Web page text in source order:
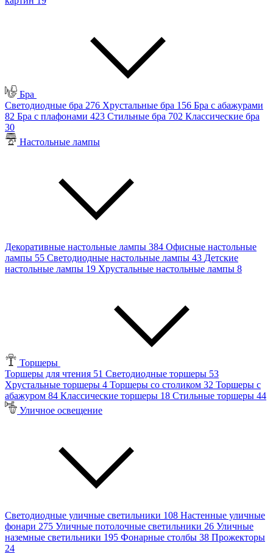
Бра
Светодиодные бра 276 Хрустальные бра 156 Бра с абажурами
82 Бра с плафонами 423 Стильные бра 702 Классические бра
30
Настольные лампы
Декоративные настольные лампы 384 Офисные настольные
лампы 55 Светодиодные настольные лампы 43 Детские
настольные лампы 19 Хрустальные настольные лампы 8
Торшеры
Торшеры для чтения 51 Светодиодные торшеры 53
Хрустальные торшеры 4 Торшеры со столиком 32 Торшеры с
абажуром 84 Классические торшеры 18 Стильные торшеры 44
Уличное освещение
Светодиодные уличные светильники 108 Настенные уличные
фонари 275 Уличные потолочные светильники 26 Уличные
наземные светильники 195 Фонарные столбы 38 Прожекторы
24